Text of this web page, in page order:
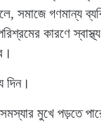
সমাজে গণমান্য
কারণে স্বাস্থ্য
দিন।
মুখে পড়তে